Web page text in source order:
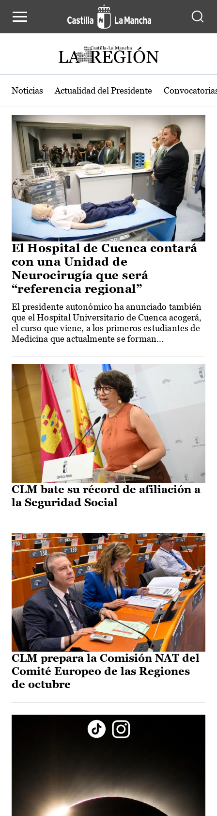
Actualidad de la región de Castilla-
Noticias Actualidad del Presidente
El Hospital de Cuenca contará
con una Unidad de
Neurocirugía que será
“referencia regional”
El presidente autonómico ha anunciado también
que el Hospital Universitario de Cuenca acogerá,
el curso que viene, a los primeros estudiantes de
Medicina que actualmente se forman...
CLM bate su récord de afiliación a
la Seguridad Social
CLM prepara la Comisión NAT del
Comité Europeo de las Regiones
de octubre